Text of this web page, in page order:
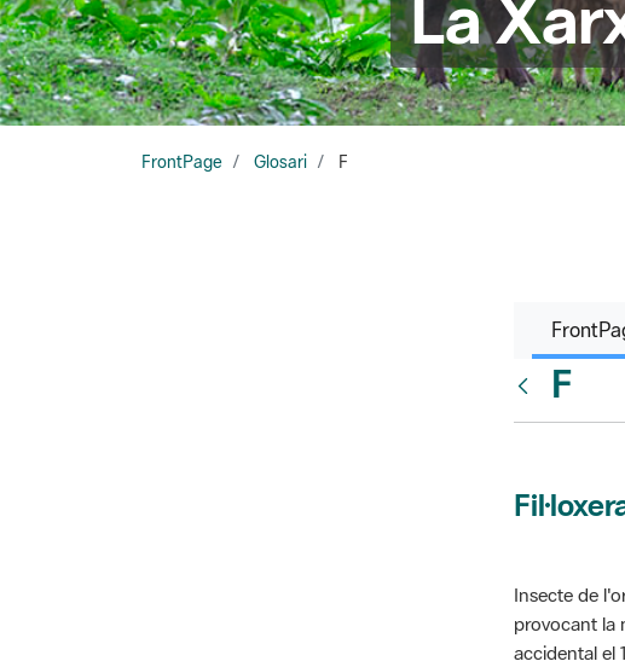
La
FrontPage Glosari F
F
Insecte de
provocant la
accidental el